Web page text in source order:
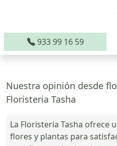
933 99 16 59
Nuestra opinión desde
Floristeria Tasha
La Floristeria Tasha ofrece
flores y plantas para